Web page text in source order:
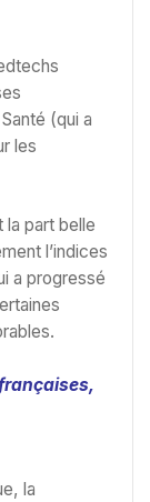
(qui a
les
part belle
l’indices
a progressé
la